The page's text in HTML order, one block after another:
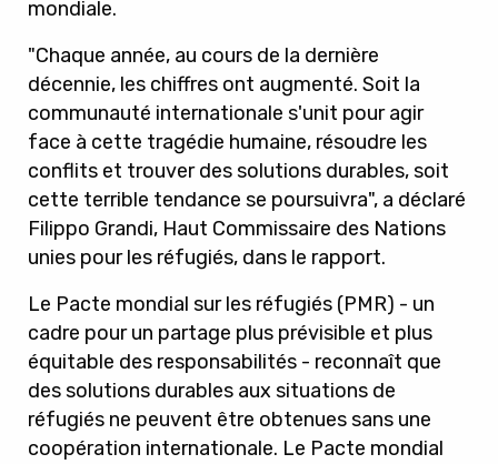
mondiale.
"Chaque année, au cours de la dernière
décennie, les chiffres ont augmenté. Soit la
communauté internationale s'unit pour agir
face à cette tragédie humaine, résoudre les
conflits et trouver des solutions durables, soit
cette terrible tendance se poursuivra", a déclaré
Filippo Grandi, Haut Commissaire des Nations
unies pour les réfugiés, dans le rapport.
Le Pacte mondial sur les réfugiés (PMR) - un
cadre pour un partage plus prévisible et plus
équitable des responsabilités - reconnaît que
des solutions durables aux situations de
réfugiés ne peuvent être obtenues sans une
coopération internationale. Le Pacte mondial